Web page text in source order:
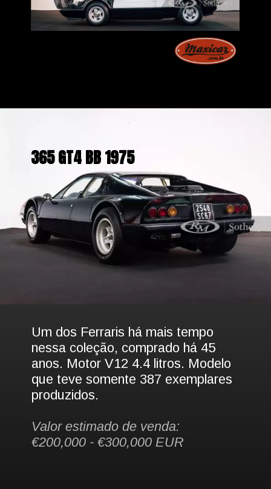
Um dos Ferraris há mais tempo
nessa coleção, comprado há 45
anos. Motor V12 4.4 litros. Modelo
que teve somente 387 exemplares
produzidos.
Valor estimado de venda:
€200,000 - €300,000 EUR
365 GT4 BB 1975